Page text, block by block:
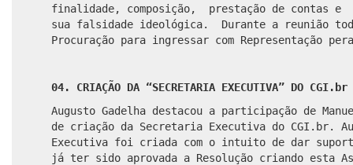
finalidade, composição, prestação de contas e
sua falsidade ideológica. Durante a reunião
Procuração para ingressar com Representação
04.
CRIAÇÃO DA “SECRETARIA EXECUTIVA” DO CGI.br
Augusto Gadelha destacou a participação de
de criação da Secretaria Executiva do CGI.br.
Executiva foi criada com o intuito de dar
já ter sido aprovada a Resolução criando esta